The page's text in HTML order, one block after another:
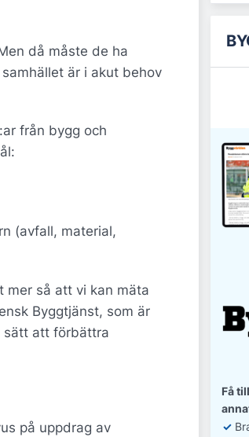
då måste de ha
är i akut behov
från bygg och
(avfall, material,
mer så att vi kan mäta
Byggtjänst, som är
sätt att förbättra
på uppdrag av
Få
✓